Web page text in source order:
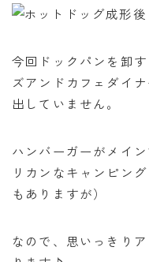
今回ドックパンを卸
ズアンドカフェダイ
出していません。
ハンバーガーがメイ
リカンなキャンピン
もありますが）
なので、思いっきり